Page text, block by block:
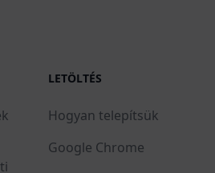
LETÖLTÉS
Hogyan telepítsük
Google Chrome